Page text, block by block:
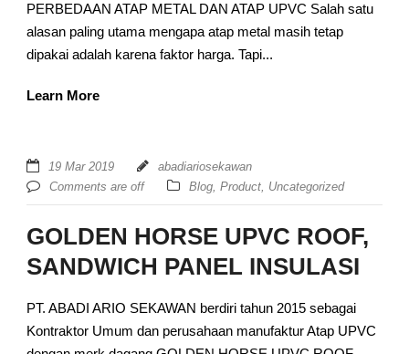
PERBEDAAN ATAP METAL DAN ATAP UPVC Salah satu
alasan paling utama mengapa atap metal masih tetap
dipakai adalah karena faktor harga. Tapi...
Learn More
19 Mar 2019
abadiariosekawan
Comments are off
Blog, Product, Uncategorized
GOLDEN HORSE UPVC ROOF,
SANDWICH PANEL INSULASI
PT. ABADI ARIO SEKAWAN berdiri tahun 2015 sebagai
Kontraktor Umum dan perusahaan manufaktur Atap UPVC